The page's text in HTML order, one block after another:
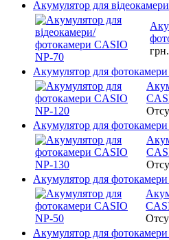
Акумулятор для
грн.
Акумулятор для
Акумулятор для
Акумулятор для
Акумулятор для